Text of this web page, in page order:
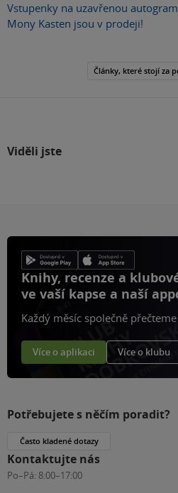
Vstupenky na uzavřenou
Mony Kasten jsou v prodeji!
Články, které stojí za
Viděli jste
Knihy, recenze a
ve vaší kapse a naší
Každý měsíc společně
Více o aplikaci Více o klubu
Potřebujete s něčím poradit?
Často kladené dotazy
Kontaktujte nás
Po–Pá: 8:00–17:00